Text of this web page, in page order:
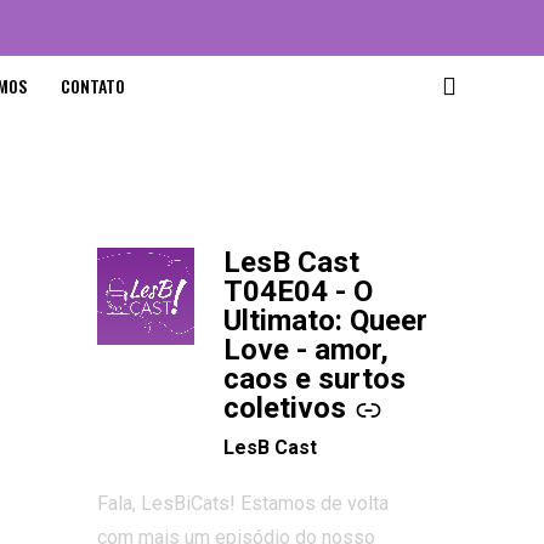
CONTATO
LesB Cast
T04E04 - O
Ultimato: Queer
Love - amor,
caos e surtos
coletivos
-
LesB Cast
Fala, LesBiCats! Estamos de volta
com mais um episódio do nosso